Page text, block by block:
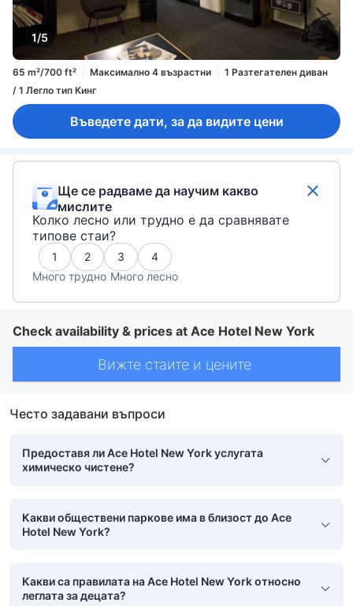
1/5
65 m²/700 ft² Максимално 4 възрастни
1 Разтегателен диван
/ 1 Легло тип Кинг
Въведете дати, за да видите цени
Ще се радваме да научим какво
мислите
Колко лесно или трудно е да сравнявате
типове стаи?
1 2 3
4
Много трудно Много лесно
Check availability & prices at Ace Hotel New York
Вижте стаите и цените
Често задавани въпроси
Предоставя ли Ace Hotel New York услугата
химическо чистене?
Какви обществени паркове има в близост до Ace
Hotel New York?
Какви са правилата на Ace Hotel New York относно
леглата за децата?